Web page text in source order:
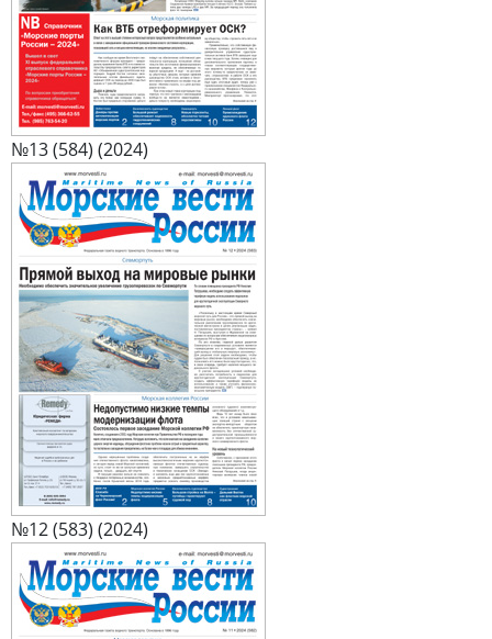
№13 (584) (2024)
№12 (583) (2024)